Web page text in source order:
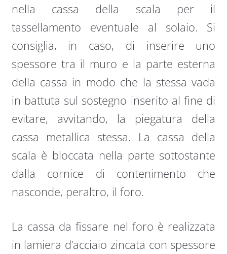
nella cassa della scala per il
tassellamento eventuale al solaio. Si
consiglia, in caso, di inserire uno
spessore tra il muro e la parte esterna
della cassa in modo che la stessa vada
in battuta sul sostegno inserito al fine di
evitare, avvitando, la piegatura della
cassa metallica stessa. La cassa della
scala è bloccata nella parte sottostante
dalla cornice di contenimento che
nasconde, peraltro, il foro.
La cassa da fissare nel foro è realizzata
in lamiera d’acciaio zincata con spessore